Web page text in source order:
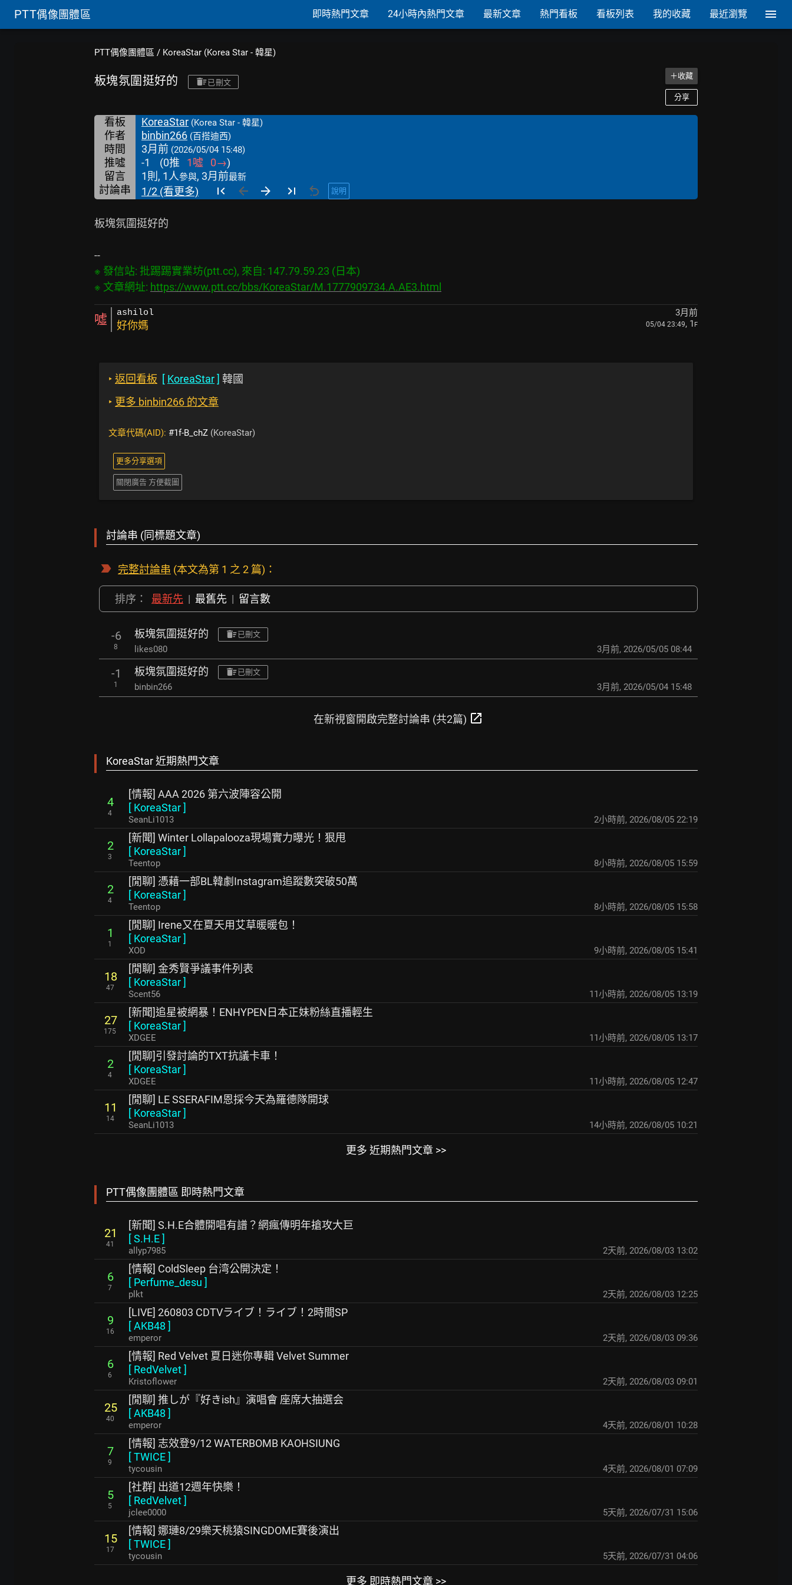
PTT偶像團體區 即時熱門文章 24小時內熱門文章 最新文章 熱門看板 看板列表 我的收藏 最近瀏覽
PTT偶像團體區 / KoreaStar (Korea Star - 韓星)
板塊氛圍挺好的 已刪文
＋收藏
分享
看板 KoreaStar (Korea Star - 韓星)
作者 binbin266 (百搭迪西)
時間 3月前 (2026/05/04 15:48)
推噓 -1 (0推 1噓 0→)
留言
1則, 1人參與, 3月前最新
討論串 1/2 (看更多) 說明
板塊氛圍挺好的
※ 發信站: 批踢踢實業坊(ptt.cc), 來自: 147.79.59.23 (日本)
※ 文章網址: https://www.ptt.cc/bbs/KoreaStar/M.1777909734.A.AE3.html
噓 ashilol 3月前
好你媽 05/04 23:49, 1 F
‣ 返回看板 [ KoreaStar] 韓國
‣ 更多 binbin266 的文章
文章代碼(AID): #1f-B_chZ (KoreaStar)
更多分享選項
關閉廣告 方便截圖
討論串 (同標題文章)
完整討論串 (本文為第 1 之 2 篇)：
排序： 最新先 | 最舊先 | 留言數
-6
8
板塊氛圍挺好的 已刪文
likes080 3月前, 2026/05/05 08:44
-1
1
板塊氛圍挺好的 已刪文
binbin266 3月前, 2026/05/04 15:48
在新視窗開啟完整討論串 (共2篇) open_in_new
KoreaStar 近期熱門文章
4
4
[情報] AAA 2026 第六波陣容公開
[ KoreaStar]
SeanLi1013 2小時前, 2026/08/05 22:19
2
3
[新聞] Winter Lollapalooza現場實力曝光！狠甩
[ KoreaStar]
Teentop 8小時前, 2026/08/05 15:59
2
4
[閒聊] 憑藉一部BL韓劇Instagram追蹤數突破50萬
[ KoreaStar]
Teentop 8小時前, 2026/08/05 15:58
1
1
[閒聊] Irene又在夏天用艾草暖暖包！
[ KoreaStar]
XOD 9小時前, 2026/08/05 15:41
18
47
[閒聊] 金秀賢爭議事件列表
[ KoreaStar]
Scent56 11小時前, 2026/08/05 13:19
27
175
[新聞]追星被網暴！ENHYPEN日本正妹粉絲直播輕生
[ KoreaStar]
XDGEE 11小時前, 2026/08/05 13:17
2
4
[閒聊]引發討論的TXT抗議卡車！
[ KoreaStar]
XDGEE 11小時前, 2026/08/05 12:47
11
14
[閒聊] LE SSERAFIM恩採今天為羅德隊開球
[ KoreaStar]
SeanLi1013 14小時前, 2026/08/05 10:21
更多 近期熱門文章 >>
PTT偶像團體區 即時熱門文章
21
41
[新聞] S.H.E合體開唱有譜？網瘋傳明年搶攻大巨
[S.H.E]
allyp7985 2天前, 2026/08/03 13:02
6
7
[情報] ColdSleep 台湾公開決定！
[ Perfume_desu ]
plkt 2天前, 2026/08/03 12:25
9
16
[LIVE] 260803 CDTVライブ！ライブ！2時間SP
[AKB48 ]
emperor 2天前, 2026/08/03 09:36
6
6
[情報] Red Velvet 夏日迷你專輯 Velvet Summer
[ RedVelvet]
Kristoflower 2天前, 2026/08/03 09:01
25
40
[閒聊] 推しが『好きish』演唱會 座席大抽選会
[AKB48 ]
emperor 4天前, 2026/08/01 10:28
7
9
[情報] 志效登9/12 WATERBOMB KAOHSIUNG
[TWICE]
tycousin 4天前, 2026/08/01 07:09
5
5
[社群] 出道12週年快樂！
[ RedVelvet]
jclee0000 5天前, 2026/07/31 15:06
15
17
[情報] 娜璉8/29樂天桃猿SINGDOME賽後演出
[TWICE]
tycousin 5天前, 2026/07/31 04:06
更多 即時熱門文章 >>